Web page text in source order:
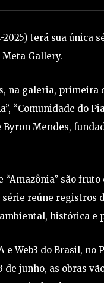
terá sua única
Gallery.
na galeria, primeira
“Comunidade do
Byron Mendes,
são fruto
série reúne registros
histórica e
Web3 do Brasil, no
de junho, as obras